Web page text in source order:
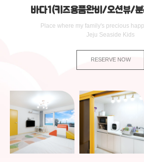
바다1(키즈용품완비/오션뷰/
Place where my family's precious
Jeju Seaside Kids
RESERVE NOW